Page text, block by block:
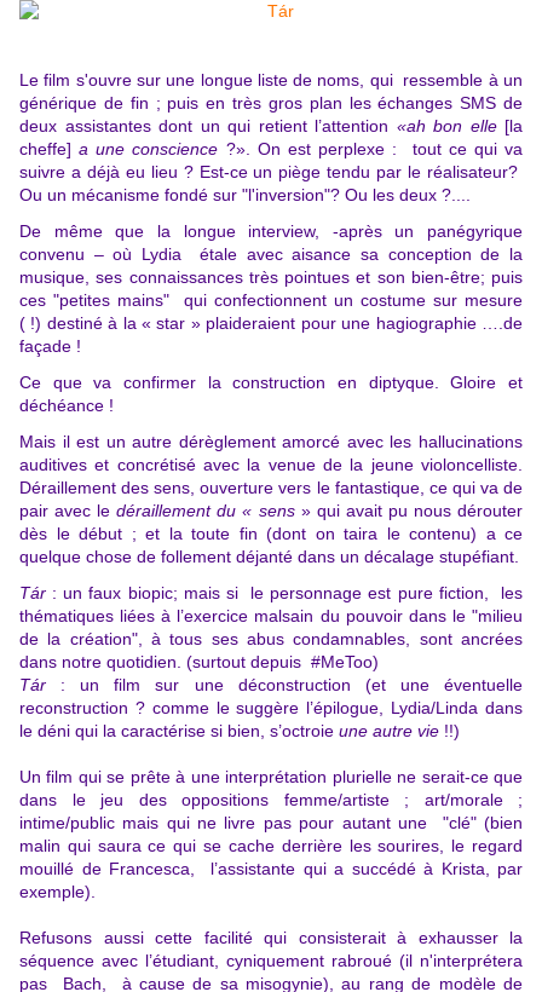
Le film s'ouvre sur une longue liste de noms, qui ressemble à un
générique de fin ; puis en très gros plan les échanges SMS de
deux assistantes dont un qui retient l’attention «ah bon elle [la
cheffe]a une conscience ?». On est perplexe : tout ce qui va
suivre a déjà eu lieu ? Est-ce un piège tendu par le réalisateur?
Ou un mécanisme fondé sur "l'inversion"? Ou les deux ?....
De même que la longue interview, -après un panégyrique
convenu – où Lydia étale avec aisance sa conception de la
musique, ses connaissances très pointues et son bien-être; puis
ces "petites mains" qui confectionnent un costume sur mesure
( !) destiné à la « star » plaideraient pour une hagiographie ….de
façade !
Ce que va confirmer la construction en diptyque. Gloire et
déchéance !
Mais il est un autre dérèglement amorcé avec les hallucinations
auditives et concrétisé avec la venue de la jeune violoncelliste.
Déraillement des sens, ouverture vers le fantastique, ce qui va de
pair avec ledéraillement du « sens» qui avait pu nous dérouter
dès le début ; et la toute fin (dont on taira le contenu) a ce
quelque chose de follement déjanté dans un décalage stupéfiant.
Tár : un faux biopic; mais si le personnage est pure fiction, les
thématiques liées à l’exercice malsain du pouvoir dans le "milieu
de la création", à tous ses abus condamnables, sont ancrées
dans notre quotidien. (surtout depuis #MeToo)
Tár : un film sur une déconstruction (et une éventuelle
reconstruction ? comme le suggère l’épilogue, Lydia/Linda dans
le déni qui la caractérise si bien, s’octroie une autre vie !!)
Un film qui se prête à une interprétation plurielle ne serait-ce que
dans le jeu des oppositions femme/artiste ; art/morale ;
intime/public mais qui ne livre pas pour autant une "clé" (bien
malin qui saura ce qui se cache derrière les sourires, le regard
mouillé de Francesca, l’assistante qui a succédé à Krista, par
exemple).
Refusons aussi cette facilité qui consisterait à exhausser la
séquence avec l’étudiant, cyniquement rabroué (il n'interprétera
pas Bach, à cause de sa misogynie), au rang de modèle de